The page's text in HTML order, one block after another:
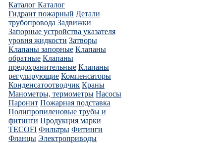
Каталог Каталог
Гидрант пожарный Детали
трубопровода Задвижки
Запорные устройства указателя
уровня жидкости Затворы
Клапаны запорные Клапаны
обратные Клапаны
предохранительные Клапаны
регулирующие Компенсаторы
Конденсатоотводчик Краны
Манометры, термометры Насосы
Паронит Пожарная подставка
Полипропиленовые трубы и
фитинги Продукция марки
TECOFI Фильтры Фитинги
Фланцы Электроприводы